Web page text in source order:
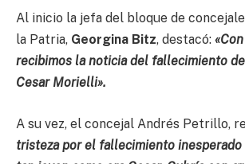
Al inicio la jefa del bloque de
la Patria, Georgina Bitz, destacó:
recibimos la noticia del fallecimiento
Cesar Morielli».
A su vez, el concejal Andrés Petrillo,
tristeza por el fallecimiento inesperado